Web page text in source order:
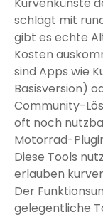
schlägt mit
gibt es echte
Kosten
sind Apps wie
Basisversion)
Community-
oft noch
Motorrad-
Diese Tools
erlauben
Der
gelegentliche